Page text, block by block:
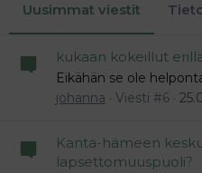
Uusimmat viestit
kukaan kokeillut
Eikähän se ole
johanna
Viesti #6
Kanta-hämeen
lapsettomuuspuoli?